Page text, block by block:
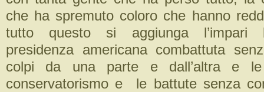
che ha spremuto coloro che hanno
tutto questo si aggiunga l’impari
presidenza americana combattuta
colpi da una parte e dall’altra e
conservatorismo e le battute senza